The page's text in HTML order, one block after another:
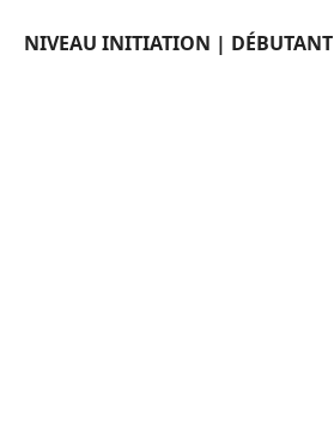
NIVEAU INITIATION | DÉBUTANT